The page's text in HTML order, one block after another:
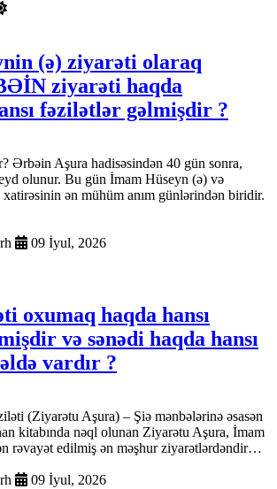
(ə) ziyarəti olaraq
ziyarəti haqda
fəzilətlər gəlmişdir ?
Ərbəin Aşura hadisəsindən 40 gün sonra,
olunur. Bu gün İmam Hüseyn (ə) və
ən mühüm anım günlərindən biridir.
09 İyul, 2026
oxumaq haqda hansı
və sənədi haqda hansı
vardır ?
(Ziyarətu Aşura) – Şiə mənbələrinə əsasən
kitabında nəql olunan Ziyarətu Aşura, İmam
rəvayət edilmiş ən məşhur ziyarətlərdəndir…
09 İyul, 2026